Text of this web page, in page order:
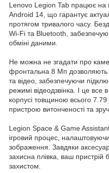
Lenovo Legion Tab працює на
Android 14, що гарантує
протягом тривалого часу.
Wi-Fi та Bluetooth,
обміні даними.
Не можна не згадати про
фронтальна 8 Мп дозволяють
та відео, забезпечуючи
режимі відеодзвінка. І це
корпусі товщиною всього
пристрою витонченості та
Legion Space & Game
ігровий процес, налаштовуючи
зображення. Завдяки
захисна плівка, ваш пристрій
захистом.